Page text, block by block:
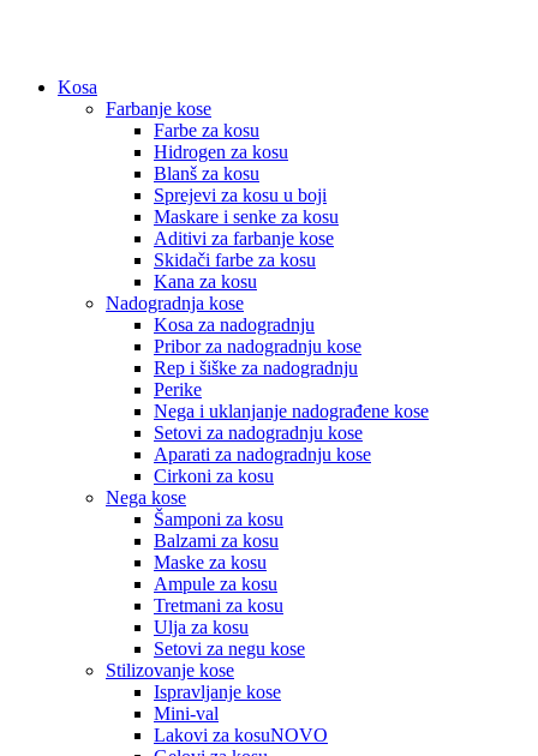
Kosa
Farbanje kose
Farbe za kosu
Hidrogen za kosu
Blanš za kosu
Sprejevi za kosu u boji
Maskare i senke za kosu
Aditivi za farbanje kose
Skidači farbe za kosu
Kana za kosu
Nadogradnja kose
Kosa za nadogradnju
Pribor za nadogradnju kose
Rep i šiške za nadogradnju
Perike
Nega i uklanjanje nadograđene kose
Setovi za nadogradnju kose
Aparati za nadogradnju kose
Cirkoni za kosu
Nega kose
Šamponi za kosu
Balzami za kosu
Maske za kosu
Ampule za kosu
Tretmani za kosu
Ulja za kosu
Setovi za negu kose
Stilizovanje kose
Ispravljanje kose
Mini-val
Lakovi za kosuNOVO